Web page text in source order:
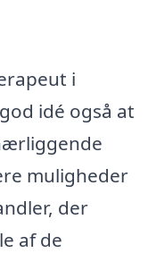
i
idé også at
muligheder
der
af de